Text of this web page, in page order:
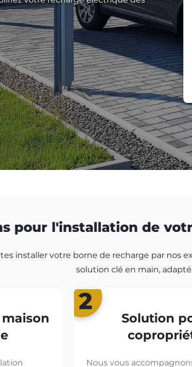
pour l'installation de
installer votre borne de recharge par nos
solution clé en main,
2
Solution
Nous vous